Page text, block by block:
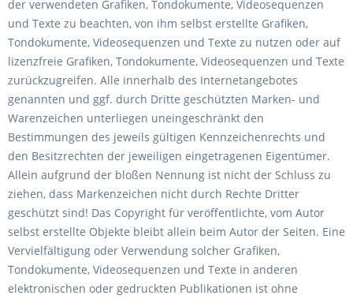
der verwendeten Grafiken, Tondokumente, Videosequenzen
und Texte zu beachten, von ihm selbst erstellte Grafiken,
Tondokumente, Videosequenzen und Texte zu nutzen oder auf
lizenzfreie Grafiken, Tondokumente, Videosequenzen und Texte
zurückzugreifen. Alle innerhalb des Internetangebotes
genannten und ggf. durch Dritte geschützten Marken- und
Warenzeichen unterliegen uneingeschränkt den
Bestimmungen des jeweils gültigen Kennzeichenrechts und
den Besitzrechten der jeweiligen eingetragenen Eigentümer.
Allein aufgrund der bloßen Nennung ist nicht der Schluss zu
ziehen, dass Markenzeichen nicht durch Rechte Dritter
geschützt sind! Das Copyright für veröffentlichte, vom Autor
selbst erstellte Objekte bleibt allein beim Autor der Seiten. Eine
Vervielfältigung oder Verwendung solcher Grafiken,
Tondokumente, Videosequenzen und Texte in anderen
elektronischen oder gedruckten Publikationen ist ohne